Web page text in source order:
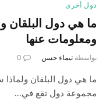
دول أخرى
ما هي دول البلقان
ومعلومات عنها
بواسطة تيماء حسن 0
ما هي دول البلقان
مجموعة دول تقع في…